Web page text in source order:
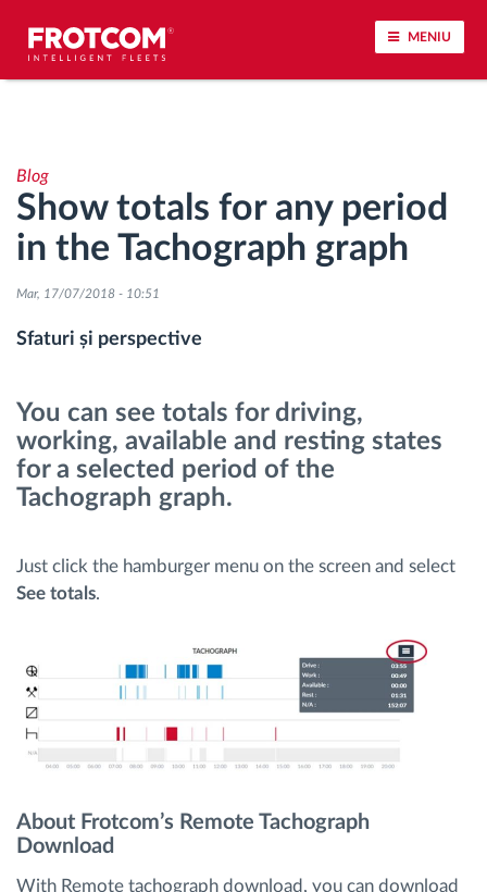
MENIU
Analiza stilului de condus
Monitorizarea timpilor de conducere
Workforce management
Controlul accesului
Managementul combustibilului
Identificarea automată a șoferului
Descopera toate facilitatile
Calculator de economii
Blog
Show totals for any period
in the Tachograph graph
Mar, 17/07/2018 - 10:51
Sfaturi și perspective
You can see totals for driving,
working, available and resting states
for a selected period of the
Tachograph graph.
Just click the hamburger menu on the screen and select
See totals.
About Frotcom’s Remote Tachograph
Download
With Remote tachograph download, you can download